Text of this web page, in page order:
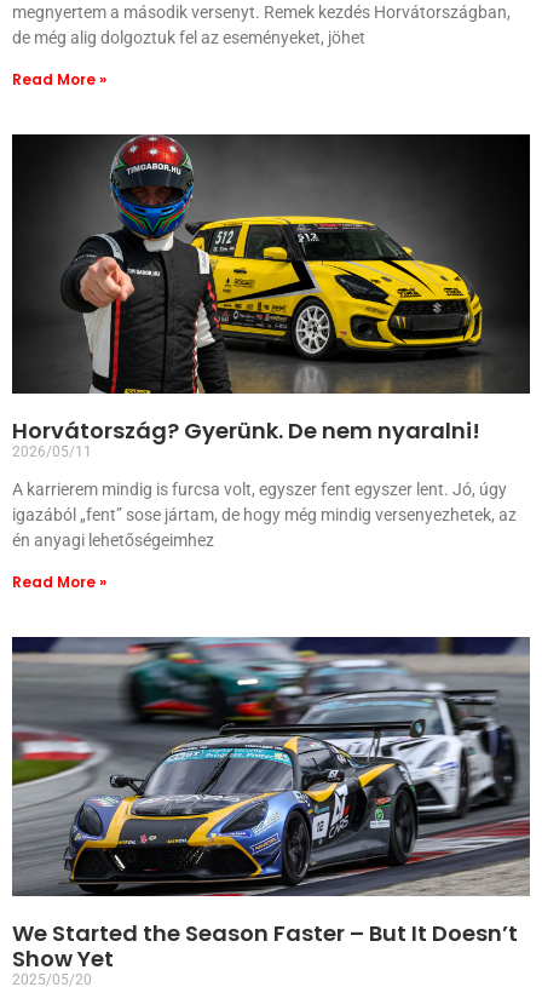
megnyertem a második versenyt. Remek kezdés Horvátországban,
de még alig dolgoztuk fel az eseményeket, jöhet
Read More »
Horvátország? Gyerünk. De nem nyaralni!
2026/05/11
A karrierem mindig is furcsa volt, egyszer fent egyszer lent. Jó, úgy
igazából „fent” sose jártam, de hogy még mindig versenyezhetek, az
én anyagi lehetőségeimhez
Read More »
We Started the Season Faster – But It Doesn’t
Show Yet
2025/05/20